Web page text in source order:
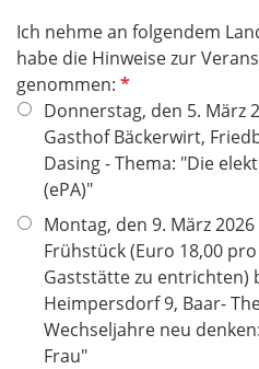
Ich nehme an folgendem
habe die Hinweise zur
genommen: P
f
l
i
h
t
f
l
d
Donnerstag, den 5. März
Gasthof Bäckerwirt,
Dasing - Thema: "Die
(ePA)"
Montag, den 9. März
Frühstück (Euro 18,00
Gaststätte zu entrichten)
Heimpersdorf 9, Baar-
Wechseljahre neu
Frau"